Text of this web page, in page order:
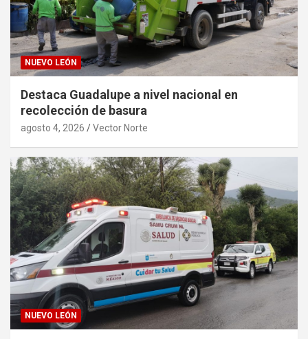
NUEVO LEÓN
Destaca Guadalupe a nivel nacional en
recolección de basura
agosto 4, 2026 Vector Norte
NUEVO LEÓN